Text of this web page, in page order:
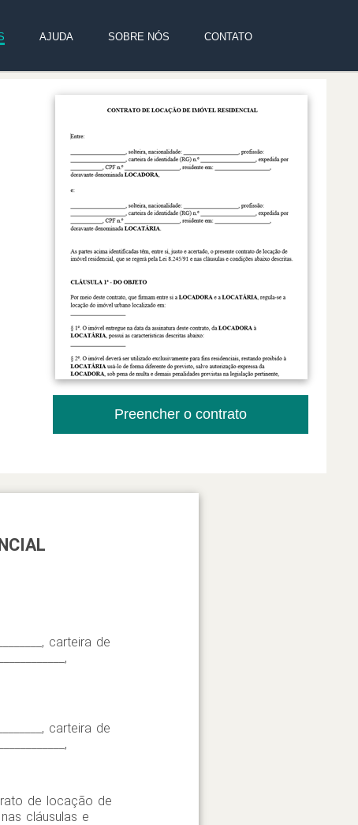
AJUDA SOBRE NÓS CONTATO
Preencher o contrato
carteira de
carteira de
de locação de
cláusulas e